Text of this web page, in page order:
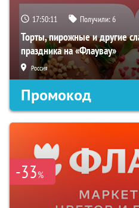
17:50:10 Получили:6
Торты, пирожные и другие
праздника на «Флаувау»
Россия
Промокод
-33%